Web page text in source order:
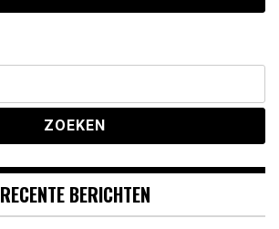
RECENTE BERICHTEN